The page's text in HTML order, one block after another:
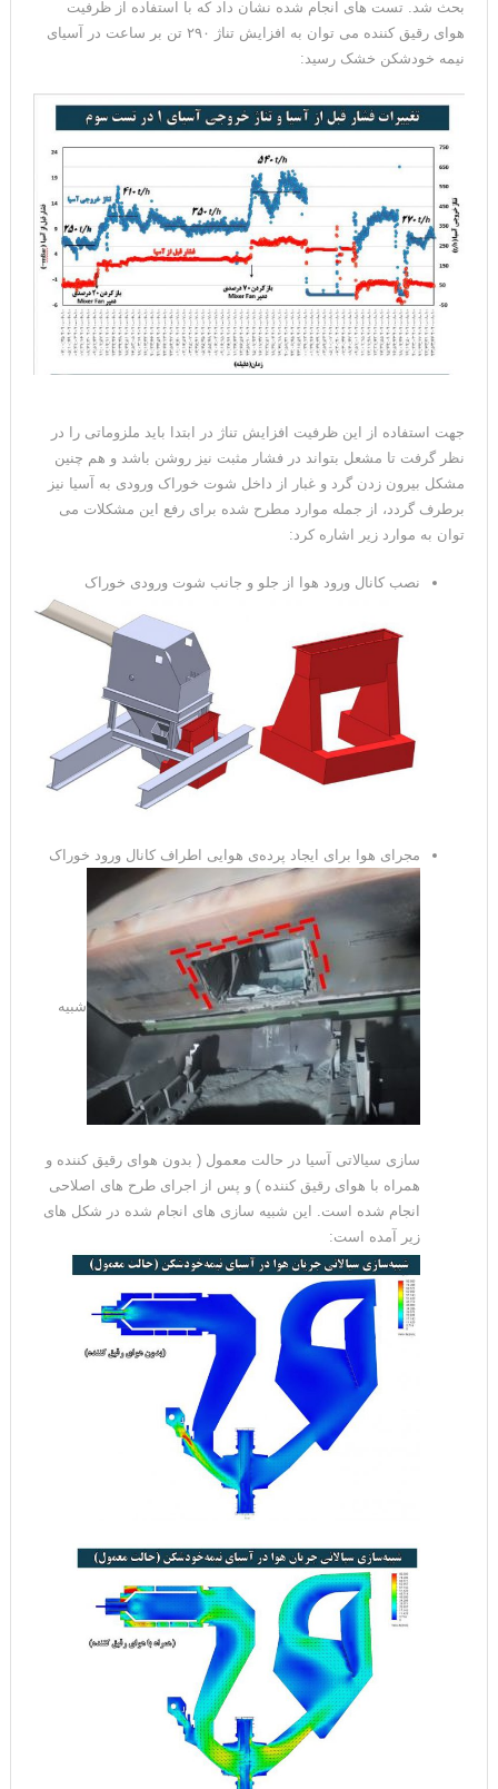
بحث شد. تست های انجام شده نشان داد که با استفاده از ظرفیت
هوای رقیق کننده می توان به افزایش تناژ ۲۹۰ تن بر ساعت در آسیای
نیمه خودشکن خشک رسید:
جهت استفاده از این ظرفیت افزایش تناژ در ابتدا باید ملزوماتی را در
نظر گرفت تا مشعل بتواند در فشار مثبت نیز روشن باشد و هم چنین
مشکل بیرون زدن گرد و غبار از داخل شوت خوراک ورودی به آسیا نیز
برطرف گردد، از جمله موارد مطرح شده برای رفع این مشکلات می
توان به موارد زیر اشاره کرد:
نصب کانال ورود هوا از جلو و جانب شوت ورودی خوراک
مجرای هوا برای ایجاد پرده‌ی هوایی اطراف کانال ورود خوراک
شبیه
سازی سیالاتی آسیا در حالت معمول ( بدون هوای رقیق کننده و
همراه با هوای رقیق کننده ) و پس از اجرای طرح های اصلاحی
انجام شده است. این شبیه سازی های انجام شده در شکل های
زیر آمده است: